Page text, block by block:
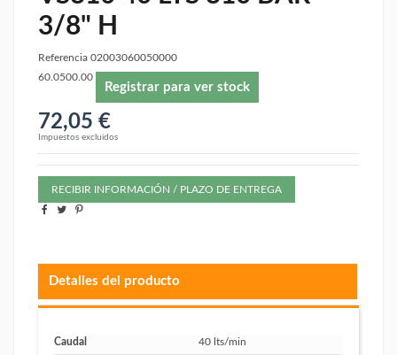
3/8" H
Referencia 02003060050000
60.0500.00
Registrar para ver stock
72,05 €
Impuestos excluidos
RECIBIR INFORMACIÓN / PLAZO DE ENTREGA
Detalles del producto
Caudal 40 lts/min